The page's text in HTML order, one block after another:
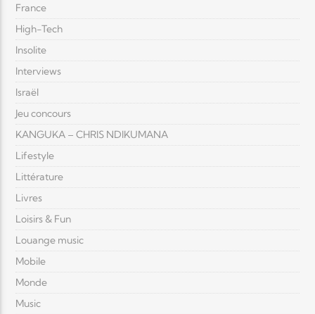
France
High-Tech
Insolite
Interviews
Israël
Jeu concours
KANGUKA – CHRIS NDIKUMANA
Lifestyle
Littérature
Livres
Loisirs & Fun
Louange music
Mobile
Monde
Music